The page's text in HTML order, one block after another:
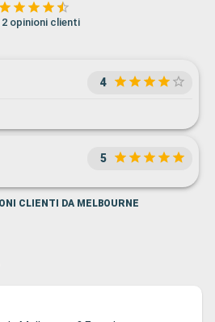
2 opinioni clienti
4
5
CLIENTI DA MELBOURNE